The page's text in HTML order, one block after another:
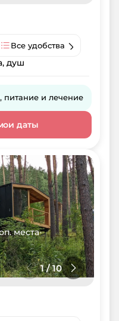
Все удобства
душ
питание и лечение
даты
места•
1/10